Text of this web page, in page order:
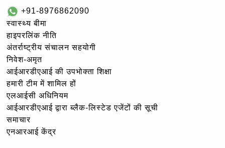
+91-8976862090
स्वास्थ्य बीमा
हाइपरलिंक नीति
अंतर्राष्ट्रीय संचालन सहयोगी
निवेश-अमृत
आईआरडीएआई की उपभोक्ता शिक्षा
हमारी टीम में शामिल हों
एलआईसी अधिनियम
आईआरडीएआई द्वारा ब्लैक-लिस्टेड एजेंटों की सूची
समाचार
एनआरआई केंद्र